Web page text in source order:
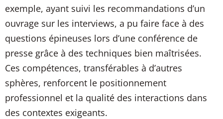
exemple, ayant suivi les recommandations d’un
ouvrage sur les interviews, a pu faire face à des
questions épineuses lors d’une conférence de
presse grâce à des techniques bien maîtrisées.
Ces compétences, transférables à d’autres
sphères, renforcent le positionnement
professionnel et la qualité des interactions dans
des contextes exigeants.